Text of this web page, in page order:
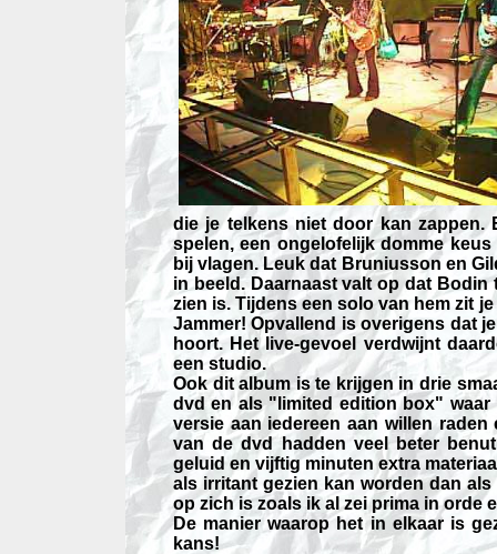
die je telkens niet door kan zappen.
spelen, een ongelofelijk domme
bij vlagen. Leuk dat Bruniusson en
in beeld. Daarnaast valt op dat
zien is. Tijdens een solo van hem zit
Jammer! Opvallend is overigens dat
hoort. Het live-gevoel verdwijnt
een studio.
Ook dit album is te krijgen in drie
dvd en als "limited edition box"
versie aan iedereen aan willen
van de dvd hadden veel beter
geluid en vijftig minuten extra
als irritant gezien kan worden dan
op zich is zoals ik al zei prima in orde
De manier waarop het in elkaar is
kans!